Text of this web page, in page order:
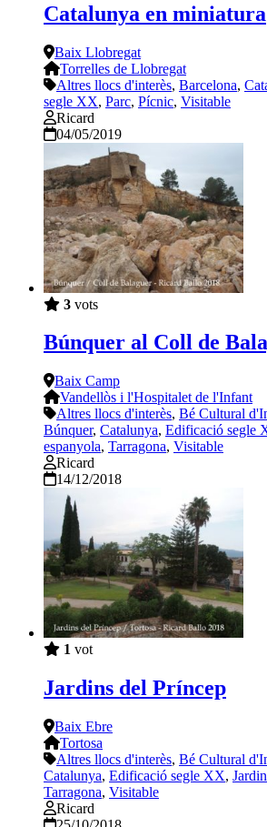
Catalunya en miniatura
Baix Llobregat
Torrelles de Llobregat
Altres llocs d'interès, Barcelona,
segle XX, Parc, Pícnic, Visitable
Ricard
04/05/2019
3 vots
Búnquer al Coll de
Baix Camp
Vandellòs i l'Hospitalet de l'Infant
Altres llocs d'interès, Bé Cultural
Búnquer, Catalunya, Edificació segle
espanyola, Tarragona, Visitable
Ricard
14/12/2018
1 vot
Jardins del Príncep
Baix Ebre
Tortosa
Altres llocs d'interès, Bé Cultural
Catalunya, Edificació segle XX,
Tarragona, Visitable
Ricard